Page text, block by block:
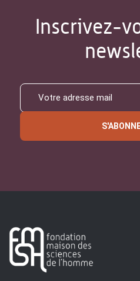
Inscrivez-